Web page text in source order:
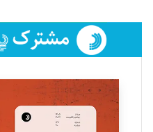
فائزه فتحی رستمی
تحریریه
سروش کرمیان